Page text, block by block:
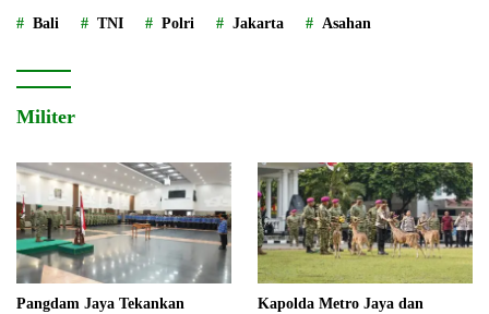
Bali TNI Polri Jakarta Asahan
Militer
Pangdam Jaya Tekankan
Kapolda Metro Jaya dan